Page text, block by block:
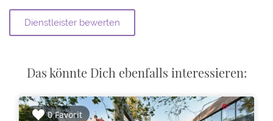
Das könnte Dich ebenfalls interessieren:
0 Favorit